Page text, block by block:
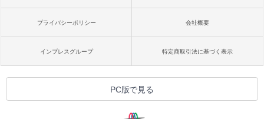
プライバシーポリシー 会社概要
インプレスグループ 特定商取引法に基づく表示
PC版で見る